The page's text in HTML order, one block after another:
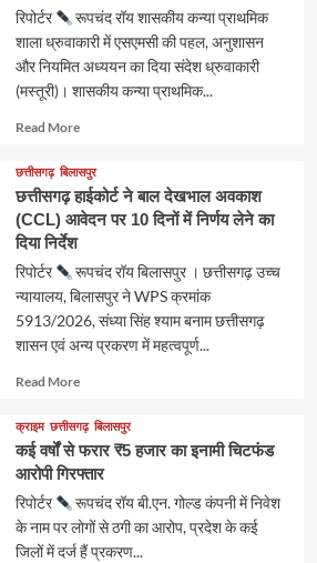
रिपोर्टर
रूपचंद रॉय शासकीय कन्या प्राथमिक
शाला ध्रुवाकारी में एसएमसी की पहल, अनुशासन
और नियमित अध्ययन का दिया संदेश ध्रुवाकारी
(मस्तूरी)। शासकीय कन्या प्राथमिक...
Read MoreRead
about
छत्तीसगढ़ बिलासपुर
छत्तीसगढ़ हाईकोर्ट ने बाल देखभाल अवकाश
(CCL) आवेदन पर 10 दिनों में निर्णय लेने का
दिया निर्देश
रिपोर्टर
रूपचंद रॉय बिलासपुर । छत्तीसगढ़ उच्च
न्यायालय, बिलासपुर ने WPS क्रमांक
5913/2026, संध्या सिंह श्याम बनाम छत्तीसगढ़
शासन एवं अन्य प्रकरण में महत्वपूर्ण...
Read MoreRead
about
क्राइम छत्तीसगढ़ बिलासपुर
कई वर्षों से फरार ₹5 हजार का इनामी चिटफंड
आरोपी गिरफ्तार
रिपोर्टर
रूपचंद रॉय बी.एन. गोल्ड कंपनी में निवेश
के नाम पर लोगों से ठगी का आरोप, प्रदेश के कई
जिलों में दर्ज हैं प्रकरण...